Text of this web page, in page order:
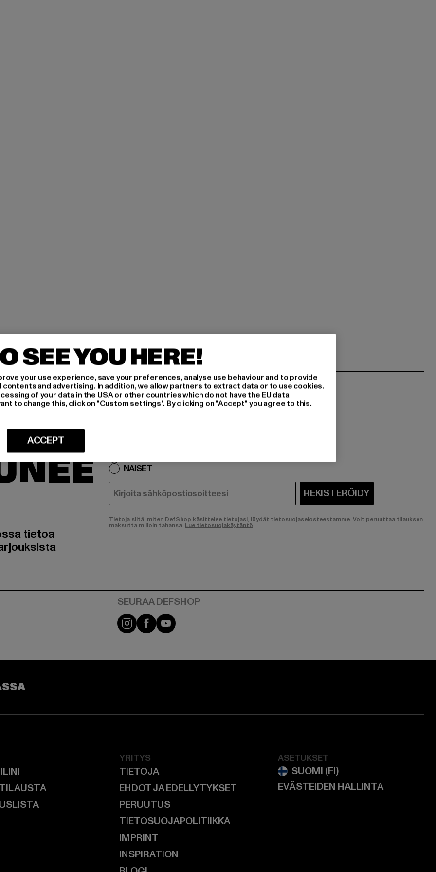
tietoa
NAISET
SÄHKÖPOSTI REKISTERÖIDY
Tietoja siitä, miten DefShop käsittelee tietojasi, löydät tietosuojaselosteestamme. Voit peruuttaa tilauksen
maksutta milloin tahansa. Lue tietosuojakäytäntö
Visit our Instagram page:
Visit our Facebook page:
Visit our YouTube channel:
YRITYS
TIETOJA
EHDOT JA EDELLYTYKSET
PERUUTUS
TIETOSUOJAPOLITIIKKA
IMPRINT
INSPIRATION
ASETUKSET
EVÄSTEIDEN HALLINTA
SEE YOU HERE!
your use experience, save your preferences, analyse use behaviour and to provide
and advertising. In addition, we allow partners to extract data or to use cookies.
of your data in the USA or other countries which do not have the EU data
to change this, click on "Custom settings". By clicking on "Accept" you agree to this.
ACCEPT